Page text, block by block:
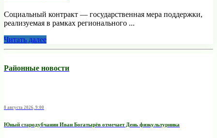
Социальный контракт — государственная мера поддержки,
реализуемая в рамках регионального ...
Читать далее
Районные новости
8 августа 2026, 9:00
Юный стародубчанин Иван Богатырёв отмечает День физкультурника